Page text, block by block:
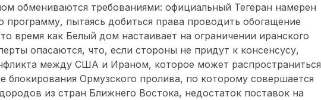
обмениваются требованиями: официальный Тегеран намерен
пытаясь добиться права проводить обогащение
время как Белый дом настаивает на ограничении иранского
опасаются, что, если стороны не придут к консенсусу,
между США и Ираном, которое может распространиться
блокирования Ормузского пролива, по которому совершается
из стран Ближнего Востока, недостаток поставок на